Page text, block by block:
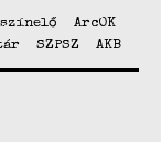
ArcOK
SZPSZ AKB